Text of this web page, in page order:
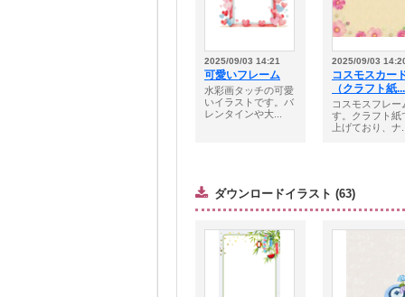
2025/09/03 14:21
可愛いフレーム
水彩画タッチの可愛
いイラストです。バ
レンタインや大...
2025/09/03
コスモスカー
（クラフト紙...
コスモスフレー
す。クラフト紙
上げており、ナ
ダウンロードイラスト (63)